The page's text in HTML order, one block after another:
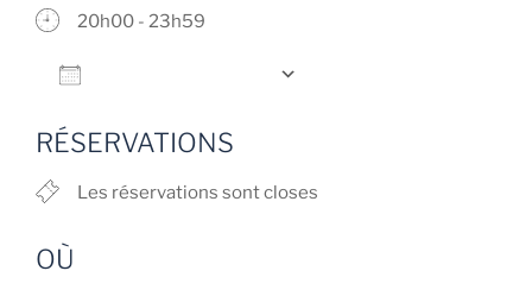
20h00 - 23h59
RÉSERVATIONS
Les réservations sont closes
OÙ